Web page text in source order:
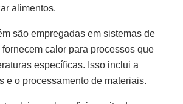
alimentos.
são empregadas em sistemas de
calor para processos que
específicas. Isso inclui a
e o processamento de materiais.